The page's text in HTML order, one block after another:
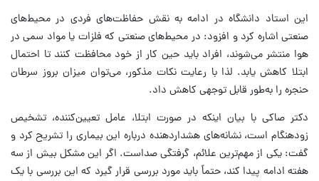
این استاد دانشگاه در ادامه به نقش حفاظت‌های فردی در محیط‌های
صنعتی اشاره کرد و افزود: در محیط‌های صنعتی که فلزات یا مواد سمی در
هوا منتشر می‌شوند، افراد باید حین کار از خود محافظت کنند تا احتمال
ابتلا کاهش یابد. لذا با رعایت نکات مذکور، می‌توان میزان بروز سرطان
حنجره را به‌طور قابل توجهی کاهش داد.
دکتر صاکی با بیان اینکه در صورت ابتلا، عامل تعیین‌کننده، تشخیص
زودهنگام است، نشانه‌های هشداردهنده درباره این بیماری را تشریح کرد و
گفت: یکی از مهم‌ترین علائم، گرفتگی صداست. اگر این مشکل بیش از سه
هفته ادامه پیدا کند، حتماً باید مورد بررسی قرار گیرد که این بررسی با یک